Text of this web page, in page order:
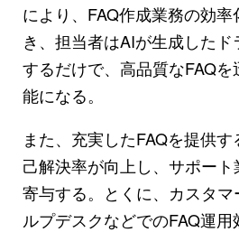
により、FAQ作成業務の効
き、担当者はAIが生成した
するだけで、高品質なFAQ
能になる。
また、充実したFAQを提供
己解決率が向上し、サポー
寄与する。とくに、カスタ
ルプデスクなどでのFAQ運